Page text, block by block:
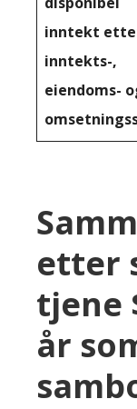
inntekt
inntekts-,
eiendoms-
etter
tjene
år